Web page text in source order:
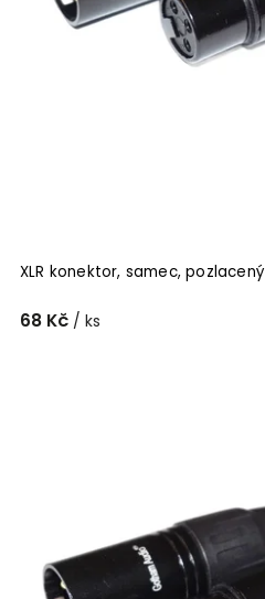
XLR konektor, samec, pozlacený
68 Kč / ks